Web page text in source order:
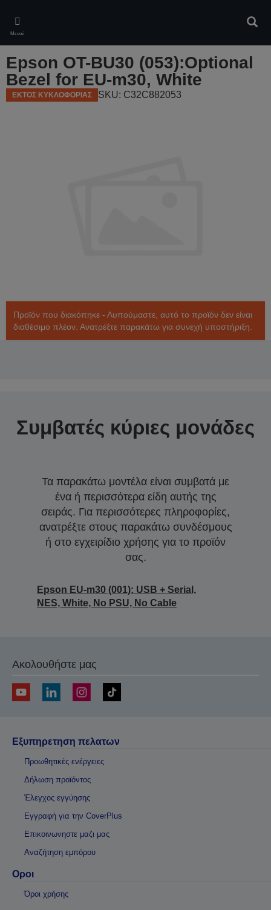
main
content
Μενού
Epson OT-BU30 (053):Optional
Bezel for EU-m30, White
ΕΚΤΟΣ ΚΥΚΛΟΦΟΡΙΑΣ SKU: C32C882053
Προϊόν που διακόπηκε - Λυπούμαστε, αυτό το προϊόν δεν είναι
διαθέσιμο πλέον. Ανατρέξτε παρακάτω για συνεχή υποστήριξη.
Συμβατές κύριες μονάδες
Τα παρακάτω μοντέλα είναι συμβατά με
ένα ή περισσότερα είδη αυτής της
σειράς. Για περισσότερες πληροφορίες,
ανατρέξτε στους παρακάτω συνδέσμους
ή στο εγχειρίδιο χρήσης για το προϊόν
σας.
Epson EU-m30 (001): USB + Serial,
NES, White, No PSU, No Cable
Ακολουθήστε μας
Εξυπηρετηση πελατων
Προωθητικές ενέργειες
Δήλωση προϊόντος
Έλεγχος εγγύησης
Εγγραφή για την CoverPlus
Επικοινωνηστε μαζι μας
Αναζήτηση εμπόρου
Οροι
Όροι χρήσης